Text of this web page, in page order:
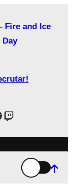
Fire and Ice
Day
Twitch